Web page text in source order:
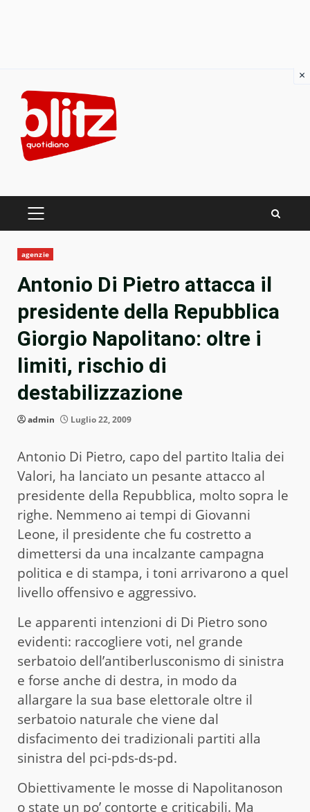
content
PRIMARY
agenzie
Antonio Di Pietro attacca il
presidente della Repubblica
Giorgio Napolitano: oltre i
limiti, rischio di
destabilizzazione
admin Luglio 22, 2009
Antonio Di Pietro, capo del partito Italia dei
Valori, ha lanciato un pesante attacco al
presidente della Repubblica, molto sopra le
righe. Nemmeno ai tempi di Giovanni
Leone, il presidente che fu costretto a
dimettersi da una incalzante campagna
politica e di stampa, i toni arrivarono a quel
livello offensivo e aggressivo.
Le apparenti intenzioni di Di Pietro sono
evidenti: raccogliere voti, nel grande
serbatoio dell’antiberlusconismo di sinistra
e forse anche di destra, in modo da
allargare la sua base elettorale oltre il
serbatoio naturale che viene dal
disfacimento dei tradizionali partiti alla
sinistra del pci-pds-ds-pd.
Obiettivamente le mosse di Napolitanoson
o state un po’ contorte e criticabili. Ma
×